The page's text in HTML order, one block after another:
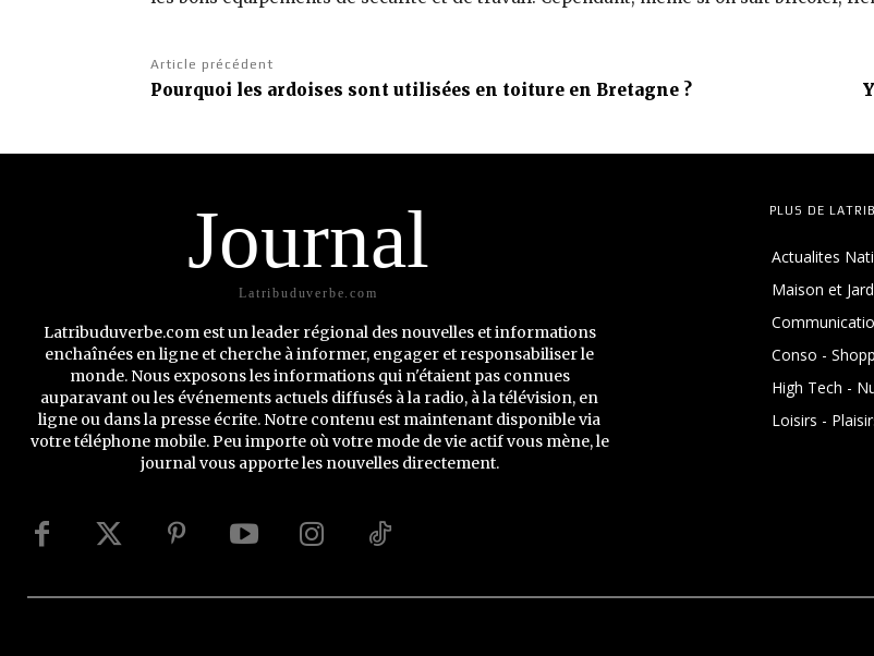
Article précédent
Pourquoi les ardoises sont utilisées en toiture en Bretagne ?
Journal
Latribuduverbe.com
Latribuduverbe.com est un leader régional des nouvelles et informations
enchaînées en ligne et cherche à informer, engager et responsabiliser le
monde. Nous exposons les informations qui n'étaient pas connues
auparavant ou les événements actuels diffusés à la radio, à la télévision, en
ligne ou dans la presse écrite. Notre contenu est maintenant disponible via
votre téléphone mobile. Peu importe où votre mode de vie actif vous mène, le
journal vous apporte les nouvelles directement.
PLUS DE
Actualites
Maison et
Conso -
High Tech -
Loisirs -